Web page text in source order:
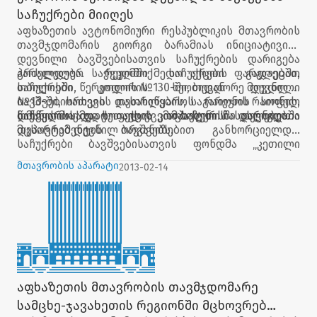
საჩუქრები მიიღეს
აფხაზეთის ავტონომიური რესპუბლიკის მთავრობის
თავმჯდომარის გიორგი ბარამიას ინიციატივით,
დევნილი ბავშვებისათვის საჩუქრების დარიგება
გრძელდება. საქველმოქმედო აქციის ფარგლებში,
საჩუქრები კოდორის ხეობიდან დევნილი
ბავშვებისათვის თეთრიწყაროს რაიონის სოფელ
წინწყაროსა და სოფელ ქვემო ბოლნისში დარიგდა.
პარალელურ რეჟიმში საჩუქრები გადაეცათ
თბილისში, წერეთლის №130-ში, თევდორე მღვდლის
№13-ში, ორხევის დასახლების, საგარეჯოს რაიონის,
დმანისისა და ქუთაისის კომპაქტურ ჩასახლებებში
მცხოვრებ დევნილ ბავშვებს.
საქველმოქმედო აქცია აფხაზეთის დევნილთა
დეპარტამენტის ორგანიზებით განხორციელდა.
საჩუქრები ბავშვებისათვის ფონდმა „კეთილი
სამარინელი საქართველოში" გამოყო.
მთავრობის აპარატი2013-02-14
აფხაზეთის მთავრობის თავმჯდომარე
სამცხე-ჯავახეთის რეგიონში მცხოვრებ